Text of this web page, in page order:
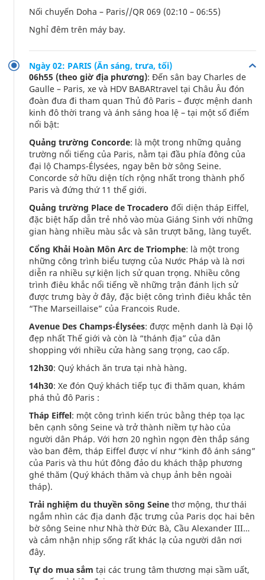
Nối chuyến Doha – Paris//QR 069 (02:10 – 06:55)
Nghỉ đêm trên máy bay.
Ngày 02: PARIS (Ăn sáng, trưa, tối)
06h55 (theo giờ địa phương): Đến sân bay Charles de
Gaulle – Paris, xe và HDV BABARtravel tại Châu Âu đón
đoàn đưa đi tham quan Thủ đô Paris – được mệnh danh
kinh đô thời trang và ánh sáng hoa lệ – tại một số điểm
nổi bật:
Quảng trường Concorde: là một trong những quảng
trường nổi tiếng của Paris, nằm tại đầu phía đông của
đại lộ Champs-Élysées, ngay bên bờ sông Seine.
Concorde sở hữu diện tích rộng nhất trong thành phố
Paris và đứng thứ 11 thế giới.
Quảng trường Place de Trocadero đối diện tháp Eiffel,
đặc biệt hấp dẫn trẻ nhỏ vào mùa Giáng Sinh với những
gian hàng nhiều màu sắc và sân trượt băng, làng tuyết.
Cổng Khải Hoàn Môn Arc de Triomphe: là một trong
những công trình biểu tượng của Nước Pháp và là nơi
diễn ra nhiều sự kiện lịch sử quan trọng. Nhiều công
trình điêu khắc nổi tiếng về những trận đánh lịch sử
được trưng bày ở đây, đặc biệt công trình điêu khắc tên
“The Marseillaise” của Francois Rude.
Avenue Des Champs-Élysées: được mệnh danh là Đại lộ
đẹp nhất Thế giới và còn là “thánh địa” của dân
shopping với nhiều cửa hàng sang trọng, cao cấp.
12h30: Quý khách ăn trưa tại nhà hàng.
14h30: Xe đón Quý khách tiếp tục đi thăm quan, khám
phá thủ đô Paris :
Tháp Eiffel: một công trình kiến trúc bằng thép tọa lạc
bên cạnh sông Seine và trở thành niềm tự hào của
người dân Pháp. Với hơn 20 nghìn ngọn đèn thắp sáng
vào ban đêm, tháp Eiffel được ví như “kinh đô ánh sáng”
của Paris và thu hút đông đảo du khách thập phương
ghé thăm (Quý khách thăm và chụp ảnh bên ngoài
tháp).
Trải nghiệm du thuyền sông Seine thơ mộng, thư thái
ngắm nhìn các địa danh đặc trưng của Paris dọc hai bên
bờ sông Seine như Nhà thờ Đức Bà, Cầu Alexander III…
và cảm nhận nhịp sống rất khác lạ của người dân nơi
đây.
Tự do mua sắm tại các trung tâm thương mại sầm uất,